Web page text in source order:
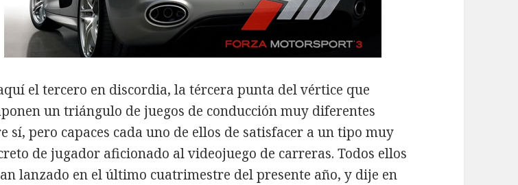
el tercero en discordia, la tércera punta del vértice que
un triángulo de juegos de conducción muy diferentes
sí, pero capaces cada uno de ellos de satisfacer a un tipo muy
de jugador aficionado al videojuego de carreras. Todos ellos
lanzado en el último cuatrimestre del presente año, y dije en